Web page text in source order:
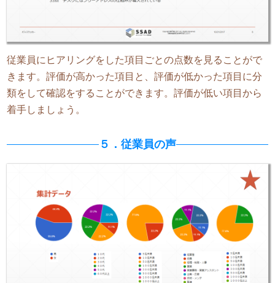
従業員にヒアリングをした項目ごとの点数を見ることがで
きます。評価が高かった項目と、評価が低かった項目に分
類をして確認をすることができます。評価が低い項目から
着手しましょう。
５．従業員の声